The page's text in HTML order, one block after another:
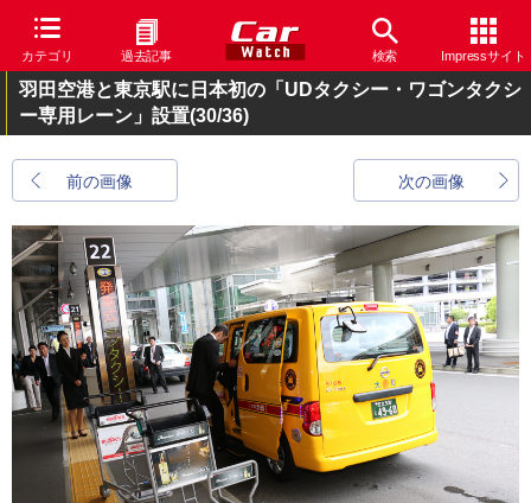
カテゴリ 過去記事 検索 Impressサイト
羽田空港と東京駅に日本初の「UDタクシー・ワゴンタクシ
ー専用レーン」設置(30/36)
前の画像 次の画像